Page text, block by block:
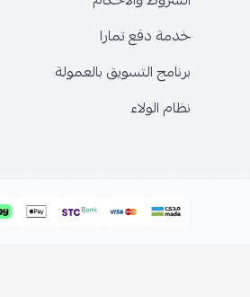
خدمة دفع تمارا
برنامج التسويق بالعمولة
نظام الولاء